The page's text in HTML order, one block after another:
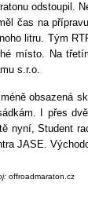
odstoupil.
čas na
litru. Tým
místo. Na
s.r.o.
obsazená
I přes
nyní, Student
JASE.
offroadmaraton.cz